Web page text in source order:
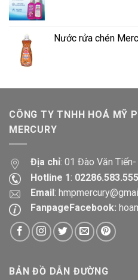
Nước rửa chén
CÔNG TY TNHH HOÁ MỸ
MERCURY
Địa chỉ: 01 Đào Văn
Hotline 1: 02286.583.555
Email:
FanpageFacebook:
BẢN ĐỒ DẪN ĐƯỜNG